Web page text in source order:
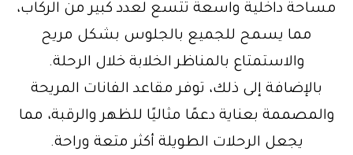
مساحة داخلية واسعة تتسع لعدد كبير من الركاب،
مما يسمح للجميع بالجلوس بشكل مريح
والاستمتاع بالمناظر الخلابة خلال الرحلة.
بالإضافة إلى ذلك، توفر مقاعد الفانات المريحة
والمصممة بعناية دعمًا مثاليًا للظهر والرقبة، مما
يجعل الرحلات الطويلة أكثر متعة وراحة.